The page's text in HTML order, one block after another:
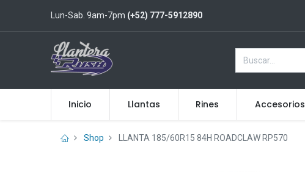
Lun-Sab. 9am-7pm (+52) 777-5912890
Inicio Llantas Rines Accesorios
Shop LLANTA 185/60R15 84H ROADCLAW RP570